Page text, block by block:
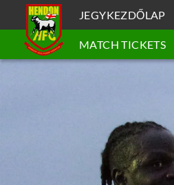
JEGYKEZDŐLAP
MATCH TICKETS